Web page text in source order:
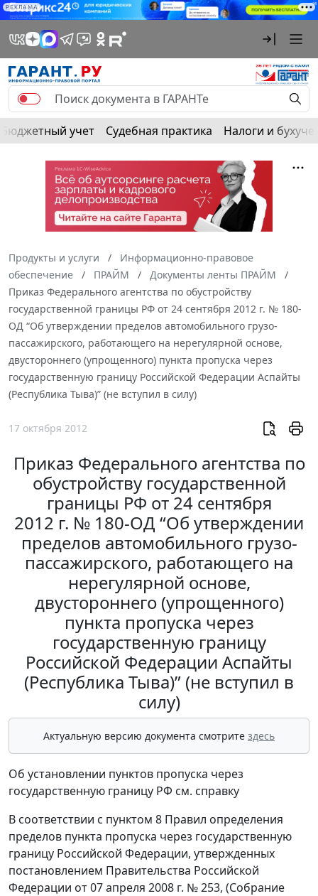
РЕКЛАМА
Бюджетный учет Судебная практика Налоги и
Продукты и услуги
Информационно-правовое
обеспечение
ПРАЙМ
Документы ленты ПРАЙМ
Приказ Федерального агентства по обустройству
государственной границы РФ от 24 сентября 2012 г. № 180-
ОД “Об утверждении пределов автомобильного грузо-
пассажирского, работающего на нерегулярной основе,
двустороннего (упрощенного) пункта пропуска через
государственную границу Российской Федерации Аспайты
(Республика Тыва)” (не вступил в силу)
17 октября 2012
Приказ Федерального агентства по
обустройству государственной
границы РФ от 24 сентября
2012 г. № 180-ОД “Об утверждении
пределов автомобильного грузо-
пассажирского, работающего на
нерегулярной основе,
двустороннего (упрощенного)
пункта пропуска через
государственную границу
Российской Федерации Аспайты
(Республика Тыва)” (не вступил в
силу)
Актуальную версию документа смотрите здесь
Об установлении пунктов пропуска через
государственную границу РФ см. справку
В соответствии с пунктом 8 Правил определения
пределов пункта пропуска через государственную
границу Российской Федерации, утвержденных
постановлением Правительства Российской
Федерации от 07 апреля 2008 г. № 253, (Собрание